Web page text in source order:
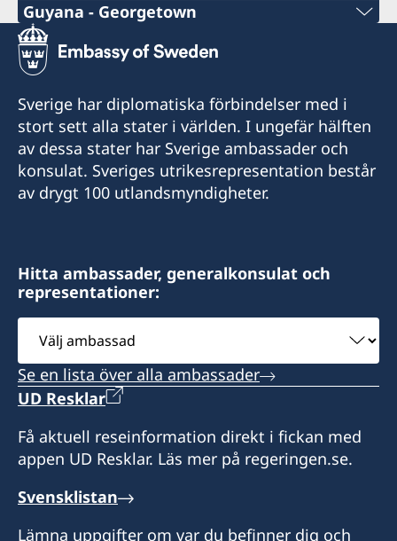
Guyana - Georgetown
Telefonnummer konsulat
+592-226-5495
Emailadress konsulat
mhussain@banksdih.com
Sveriges konsulat
Guyana
Honorärkonsul
Shabir Hussein
Sverige har diplomatiska förbindelser med i
stort sett alla stater i världen. I ungefär hälften
av dessa stater har Sverige ambassader och
konsulat. Sveriges utrikesrepresentation består
av drygt 100 utlandsmyndigheter.
Hitta ambassader, generalkonsulat och
representationer:
Välj
ambassad
Se en lista över alla ambassader
UD Resklar
Få aktuell reseinformation direkt i fickan med
appen UD Resklar. Läs mer på regeringen.se.
Svensklistan
Lämna uppgifter om var du befinner dig och